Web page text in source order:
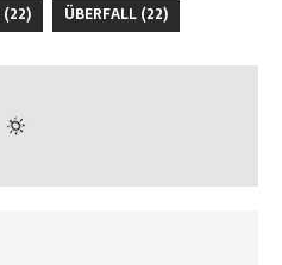
(22) ÜBERFALL (22)